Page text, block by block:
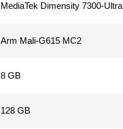
MediaTek Dimensity 7300-Ultra
Arm Mali-G615 MC2
8 GB
128 GB